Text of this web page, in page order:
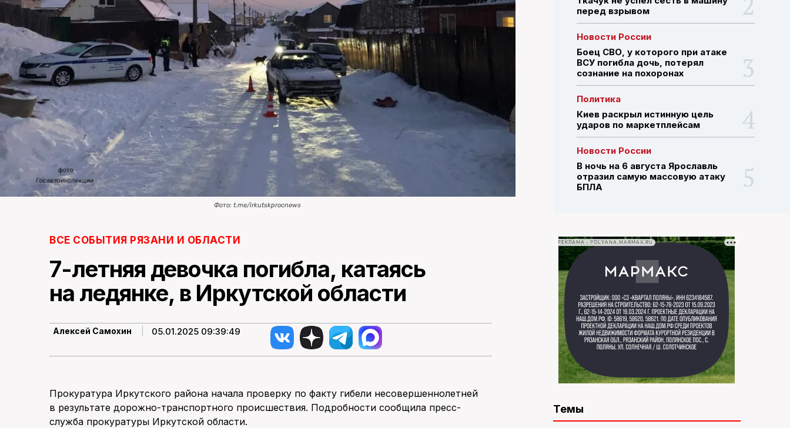
ПОИСК ПО САЙТУ
Фото: t.me/irkutskprocnews
ВСЕ СОБЫТИЯ РЯЗАНИ И ОБЛАСТИ
7-летняя девочка погибла, катаясь
на ледянке, в Иркутской области
Алексей Самохин 05.01.2025 09:39:49
Прокуратура Иркутского района начала проверку по факту гибели несовершеннолетней
в результате дорожно-транспортного происшествия. Подробности сообщила пресс-
служба прокуратуры Иркутской области.
перед взрывом
Новости России
Боец СВО, у которого при атаке
ВСУ погибла дочь, потерял
сознание на похоронах
Политика
Киев раскрыл истинную цель
ударов по маркетплейсам
Новости России
В ночь на 6 августа Ярославль
отразил самую массовую атаку
БПЛА
РЕКЛАМА • POLYANA.MARMAX.RU
Темы